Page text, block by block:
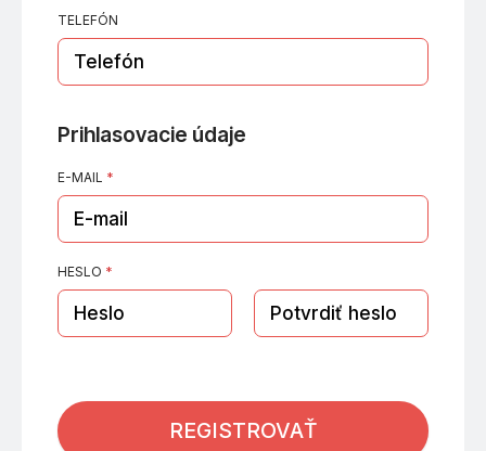
TELEFÓN
Prihlasovacie údaje
E-MAIL *
HESLO *
REGISTROVAŤ